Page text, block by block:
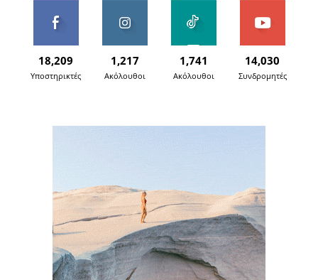
18,209
Υποστηρικτές
1,217
Ακόλουθοι
1,741
Ακόλουθοι
14,030
Συνδρομητές